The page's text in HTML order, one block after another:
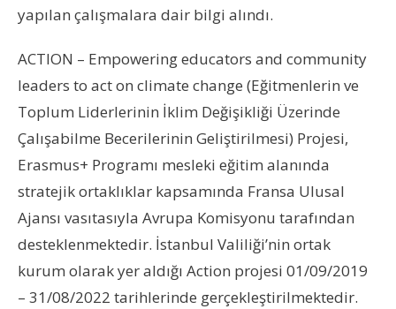
yapılan çalışmalara dair bilgi alındı.
ACTION – Empowering educators and community
leaders to act on climate change (Eğitmenlerin ve
Toplum Liderlerinin İklim Değişikliği Üzerinde
Çalışabilme Becerilerinin Geliştirilmesi) Projesi,
Erasmus+ Programı mesleki eğitim alanında
stratejik ortaklıklar kapsamında Fransa Ulusal
Ajansı vasıtasıyla Avrupa Komisyonu tarafından
desteklenmektedir. İstanbul Valiliği’nin ortak
kurum olarak yer aldığı Action projesi 01/09/2019
– 31/08/2022 tarihlerinde gerçekleştirilmektedir.